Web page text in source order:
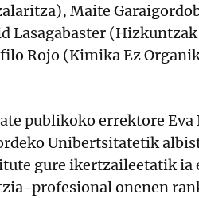
Maite
Lasagabaster
Rojo (Kimika Ez
publikoko errektore Eva
Unibertsitatetik
gure ikertzaileetatik ia
profesional onenen